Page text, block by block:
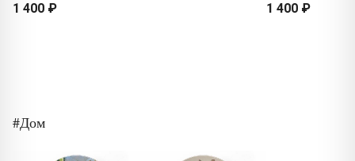
1 400 ₽
1 400 ₽
#Дом